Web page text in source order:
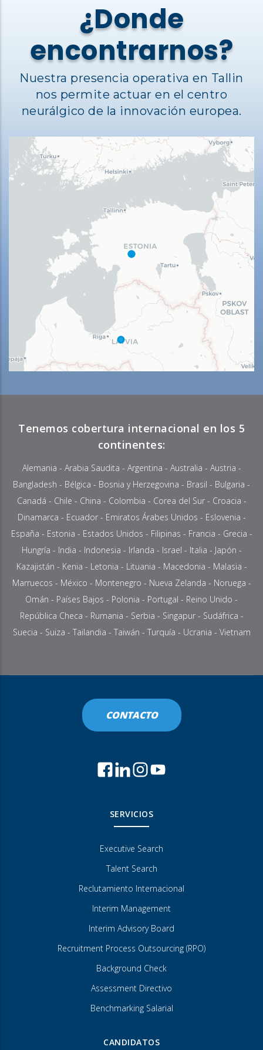
¿Donde
encontrarnos?
Nuestra presencia operativa en Tallin
nos permite actuar en el centro
neurálgico de la innovación europea.
Tenemos cobertura internacional en los 5
continentes:
Alemania - Arabia Saudita - Argentina - Australia - Austria -
Bangladesh - Bélgica - Bosnia y Herzegovina - Brasil - Bulgaria -
Canadá - Chile - China - Colombia - Corea del Sur - Croacia -
Dinamarca - Ecuador- Emiratos Árabes Unidos - Eslovenia -
España - Estonia - Estados Unidos - Filipinas - Francia - Grecia -
Hungría - India - Indonesia - Irlanda - Israel - Italia - Japón -
Kazajistán - Kenia - Letonia - Lituania - Macedonia - Malasia -
Marruecos - México - Montenegro - Nueva Zelanda - Noruega -
Omán - Países Bajos - Polonia - Portugal - Reino Unido -
República Checa - Rumania - Serbia - Singapur- Sudáfrica -
Suecia - Suiza - Tailandia - Taiwán - Turquía - Ucrania - Vietnam
CONTACTO
SERVICIOS
Executive Search
Talent Search
Reclutamiento Internacional
Interim Management
Interim Advisory Board
Recruitment Process Outsourcing (RPO)
Background Check
Assessment Directivo
Benchmarking Salarial
CANDIDATOS